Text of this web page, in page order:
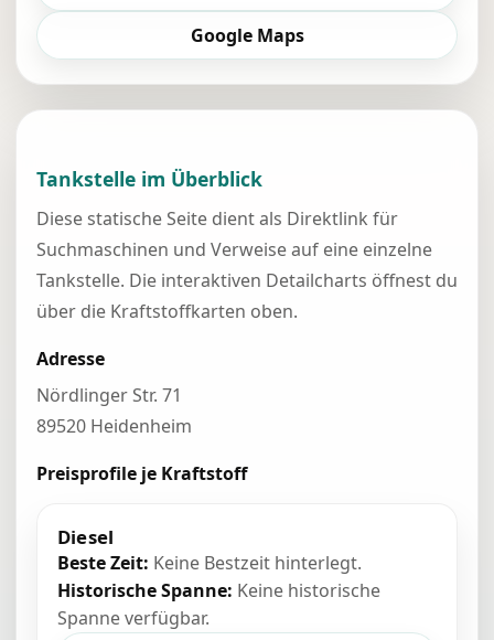
Google Maps
Tankstelle im Überblick
Diese statische Seite dient als Direktlink für
Suchmaschinen und Verweise auf eine einzelne
Tankstelle. Die interaktiven Detailcharts öffnest du
über die Kraftstoffkarten oben.
Adresse
Nördlinger Str. 71
89520 Heidenheim
Preisprofile je Kraftstoff
Diesel
Beste Zeit: Keine Bestzeit hinterlegt.
Historische Spanne: Keine historische
Spanne verfügbar.